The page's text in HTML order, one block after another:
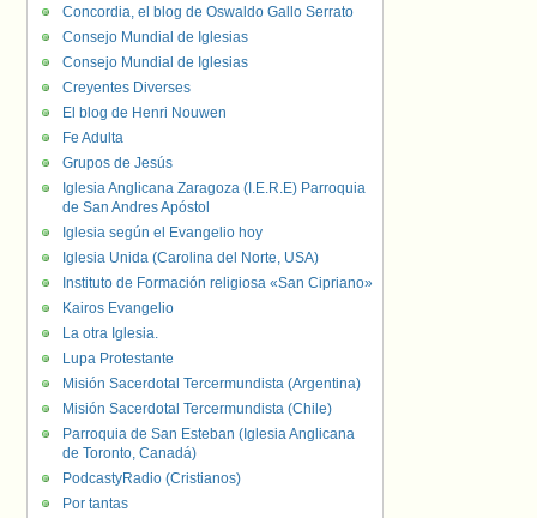
Concordia, el blog de Oswaldo Gallo Serrato
Consejo Mundial de Iglesias
Consejo Mundial de Iglesias
Creyentes Diverses
El blog de Henri Nouwen
Fe Adulta
Grupos de Jesús
Iglesia Anglicana Zaragoza (I.E.R.E) Parroquia
de San Andres Apóstol
Iglesia según el Evangelio hoy
Iglesia Unida (Carolina del Norte, USA)
Instituto de Formación religiosa «San Cipriano»
Kairos Evangelio
La otra Iglesia.
Lupa Protestante
Misión Sacerdotal Tercermundista (Argentina)
Misión Sacerdotal Tercermundista (Chile)
Parroquia de San Esteban (Iglesia Anglicana
de Toronto, Canadá)
PodcastyRadio (Cristianos)
Por tantas